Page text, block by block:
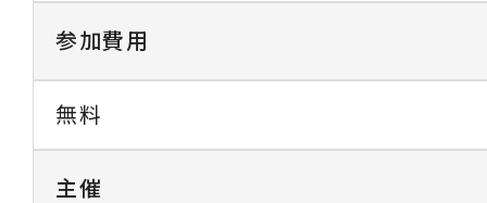
参加費用
無料
主催